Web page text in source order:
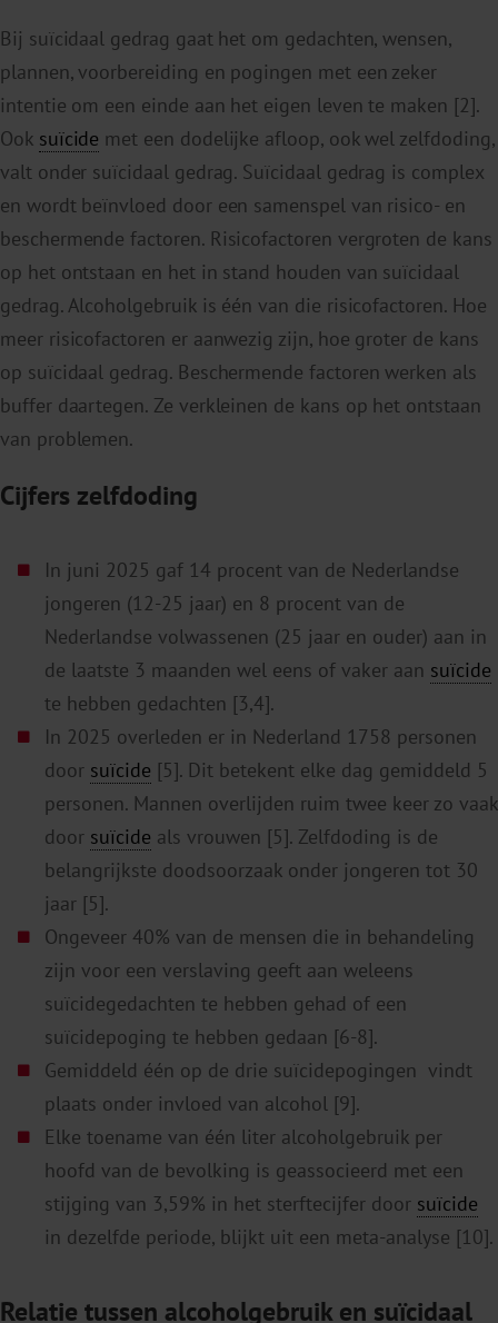
Bij suïcidaal gedrag gaat het om gedachten, wensen,
plannen, voorbereiding en pogingen met een zeker
intentie om een einde aan het eigen leven te maken [2].
Ook suïcide met een dodelijke afloop, ook wel zelfdoding,
valt onder suïcidaal gedrag. Suïcidaal gedrag is complex
en wordt beïnvloed door een samenspel van risico- en
beschermende factoren. Risicofactoren vergroten de kans
op het ontstaan en het in stand houden van suïcidaal
gedrag. Alcoholgebruik is één van die risicofactoren. Hoe
meer risicofactoren er aanwezig zijn, hoe groter de kans
op suïcidaal gedrag. Beschermende factoren werken als
buffer daartegen. Ze verkleinen de kans op het ontstaan
van problemen.
Cijfers zelfdoding
In juni 2025 gaf 14 procent van de Nederlandse
jongeren (12-25 jaar) en 8 procent van de
Nederlandse volwassenen (25 jaar en ouder) aan in
de laatste 3 maanden wel eens of vaker aan suïcide
te hebben gedachten [3,4].
In 2025 overleden er in Nederland 1758 personen
door suïcide [5]. Dit betekent elke dag gemiddeld 5
personen. Mannen overlijden ruim twee keer zo vaak
door suïcide als vrouwen [5]. Zelfdoding is de
belangrijkste doodsoorzaak onder jongeren tot 30
jaar [5].
Ongeveer 40% van de mensen die in behandeling
zijn voor een verslaving geeft aan weleens
suïcidegedachten te hebben gehad of een
suïcidepoging te hebben gedaan [6-8].
Gemiddeld één op de drie suïcidepogingen vindt
plaats onder invloed van alcohol [9].
Elke toename van één liter alcoholgebruik per
hoofd van de bevolking is geassocieerd met een
stijging van 3,59% in het sterftecijfer door suïcide
in dezelfde periode, blijkt uit een meta-analyse [10].
Relatie tussen alcoholgebruik en suïcidaal